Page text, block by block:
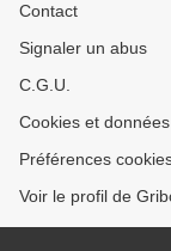
Contact
Signaler un abus
C.G.U.
Cookies et
Préférences
Voir le profil de